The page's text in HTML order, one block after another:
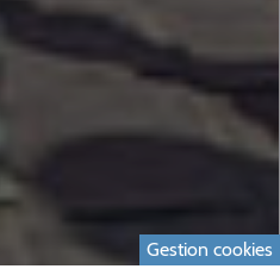
Gestion cookies